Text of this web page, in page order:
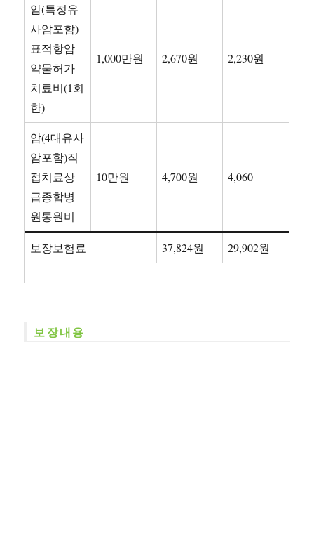
암(특정유
사암포함)
표적항암
약물허가
치료비(1회
한)
1,000만원 2,670원 2,230원
암(4대유사
암포함)직
접치료상
급종합병
원통원비
10만원 4,700원 4,060
보장보험료 37,824원 29,902원
보장내용